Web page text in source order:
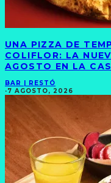
UNA PIZZA DE
COLIFLOR: LA
AGOSTO EN LA
BAR | RESTÓ
·7 AGOSTO, 2026